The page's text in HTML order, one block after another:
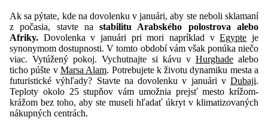
Ak sa pýtate, kde na dovolenku v januári, aby ste neboli sklamaní
z počasia, stavte nastabilitu Arabského polostrova alebo
Afriky. Dovolenka v januári pri mori napríklad vEgypte je
synonymom dostupnosti. V tomto období vám však ponúka niečo
viac. Vytúžený pokoj. Vychutnajte si kávu v Hurghadealebo
ticho púšte v Marsa Alam. Potrebujete k životu dynamiku mesta a
futuristické výhľady? Stavte na dovolenku v januári v Dubaji.
Teploty okolo 25 stupňov vám umožnia prejsť mesto krížom-
krážom bez toho, aby ste museli hľadať úkryt v klimatizovaných
nákupných centrách.